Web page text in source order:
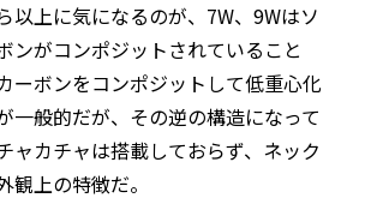
以上に気になるのが、7W、9Wはソ
ンがコンポジットされていること
ーボンをコンポジットして低重心化
一般的だが、その逆の構造になって
ャカチャは搭載しておらず、ネック
観上の特徴だ。